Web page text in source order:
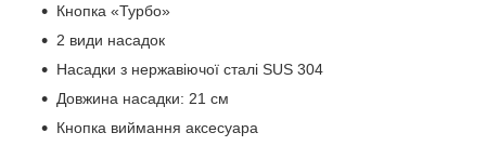
Кнопка «Турбо»
2 види насадок
Насадки з нержавіючої сталі SUS 304
Довжина насадки: 21 см
Кнопка виймання аксесуара